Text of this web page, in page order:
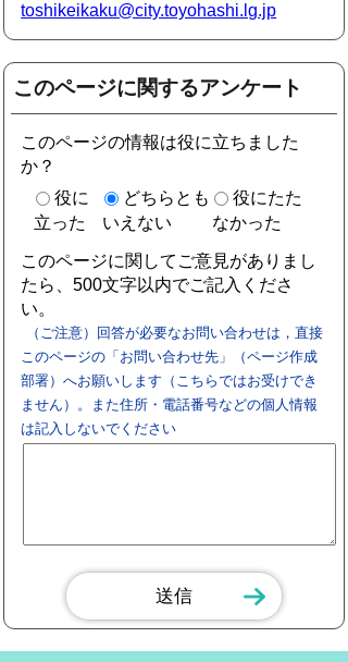
toshikeikaku@city.toyohashi.lg.jp
このページに関するアンケート
このページの情報は役に立ちました
か？
役に
立った
どちらとも
いえない
役にたた
なかった
このページに関してご意見がありまし
たら、500文字以内でご記入くださ
い。
（ご注意）回答が必要なお問い合わせは，直接
このページの「お問い合わせ先」（ページ作成
部署）へお願いします（こちらではお受けでき
ません）。また住所・電話番号などの個人情報
は記入しないでください